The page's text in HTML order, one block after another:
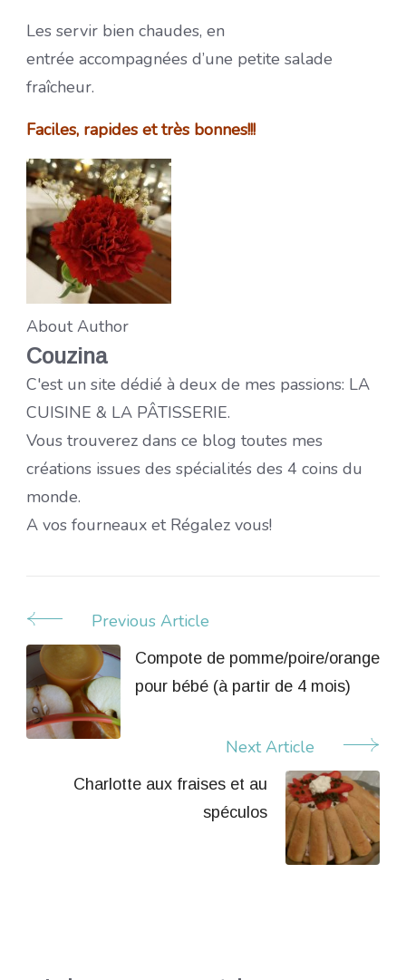
Les servir bien chaudes, en
entrée accompagnées d’une petite salade
fraîcheur.
Faciles, rapides et très bonnes!!!
About Author
Couzina
C'est un site dédié à deux de mes passions: LA
CUISINE & LA PÂTISSERIE.
Vous trouverez dans ce blog toutes mes
créations issues des spécialités des 4 coins du
monde.
A vos fourneaux et Régalez vous!
Post
Navigation
Previous Article
Compote de pomme/poire/orange
pour bébé (à partir de 4 mois)
Next Article
Charlotte aux fraises et au
spéculos